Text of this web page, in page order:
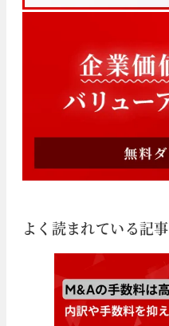
よく読まれている記事